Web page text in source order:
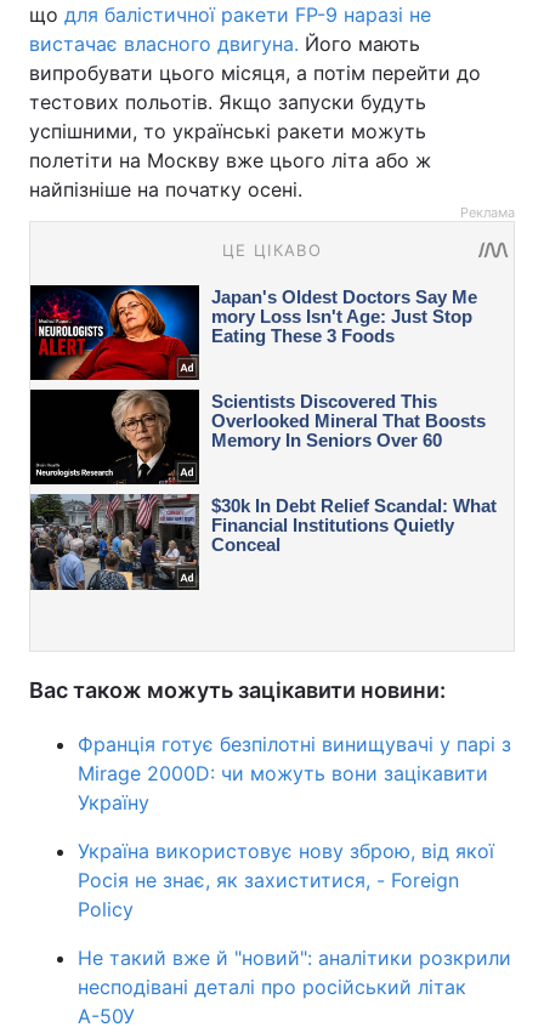
що для балістичної ракети FP-9 наразі не
вистачає власного двигуна. Його мають
випробувати цього місяця, а потім перейти до
тестових польотів. Якщо запуски будуть
успішними, то українські ракети можуть
полетіти на Москву вже цього літа або ж
найпізніше на початку осені.
Реклама
Вас також можуть зацікавити новини:
Франція готує безпілотні винищувачі у парі з
Mirage 2000D: чи можуть вони зацікавити
Україну
Україна використовує нову зброю, від якої
Росія не знає, як захиститися, - Foreign
Policy
Не такий вже й "новий": аналітики розкрили
несподівані деталі про російський літак
А-50У